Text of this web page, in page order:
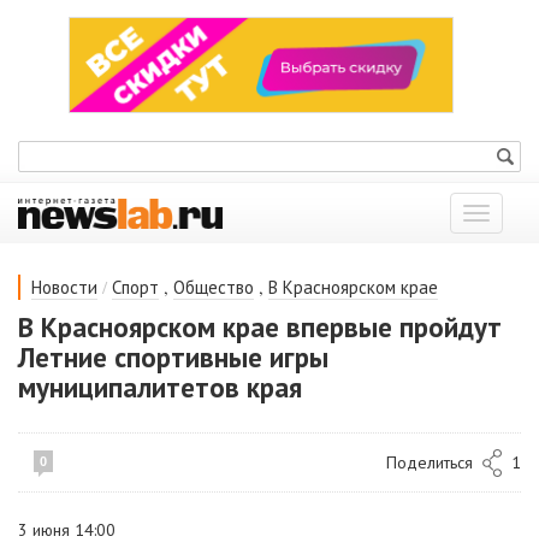
Показать
меню
Новости / Спорт , Общество , В Красноярском крае
В Красноярском крае впервые пройдут
Летние спортивные игры
муниципалитетов края
0 Поделиться 1
3 июня 14:00